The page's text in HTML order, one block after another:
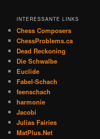
INTERESSANTE LINKS
Chess Composers
ChessProblems.ca
Dead Reckoning
Die Schwalbe
Euclide
Fabel-Schach
feenschach
harmonie
Jacobi
Julias Fairies
MatPlus.Net